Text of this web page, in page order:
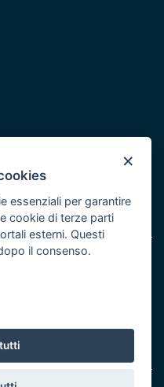
POR Puglia 2014/2020 -
×
essenziali per garantire
cookie di terze parti
esterni. Questi
il consenso.